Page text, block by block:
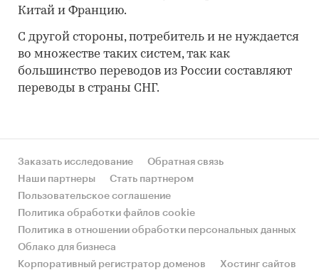
Китай и Францию.
С другой стороны, потребитель и не нуждается
во множестве таких систем, так как
большинство переводов из России составляют
переводы в страны СНГ.
Заказать исследование
Обратная связь
Наши партнеры
Стать партнером
Пользовательское соглашение
Политика обработки файлов cookie
Политика в отношении обработки персональных данных
Облако для бизнеса
Корпоративный регистратор доменов
Хостинг сайтов